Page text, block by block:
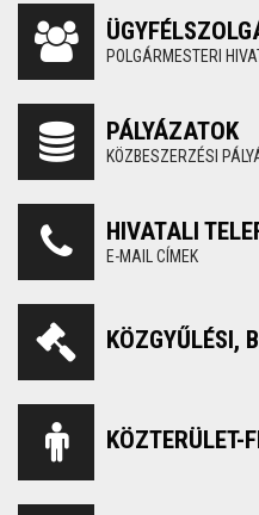
POLGÁRMESTERI
PÁLYÁZATOK
KÖZBESZERZÉSI
HIVATALI
E-MAIL CÍMEK
KÖZGYŰLÉSI,
KÖZTERÜLET-